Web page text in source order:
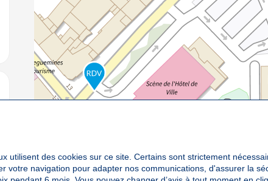
utilisent des cookies sur ce site. Certains sont strictement
votre navigation pour adapter nos communications, d'assurer la